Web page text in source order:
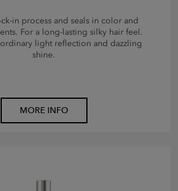
in process and seals in color and
For a long-lasting silky hair feel.
light reflection and dazzling
shine.
MORE INFO